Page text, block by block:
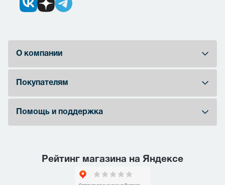
О компании
Покупателям
Помощь и поддержка
Рейтинг магазина на Яндексе